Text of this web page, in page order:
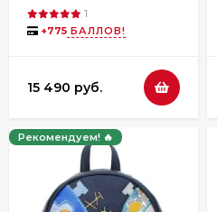
1
+775 БАЛЛОВ!
15 490 руб.
Рекомендуем! 🔥